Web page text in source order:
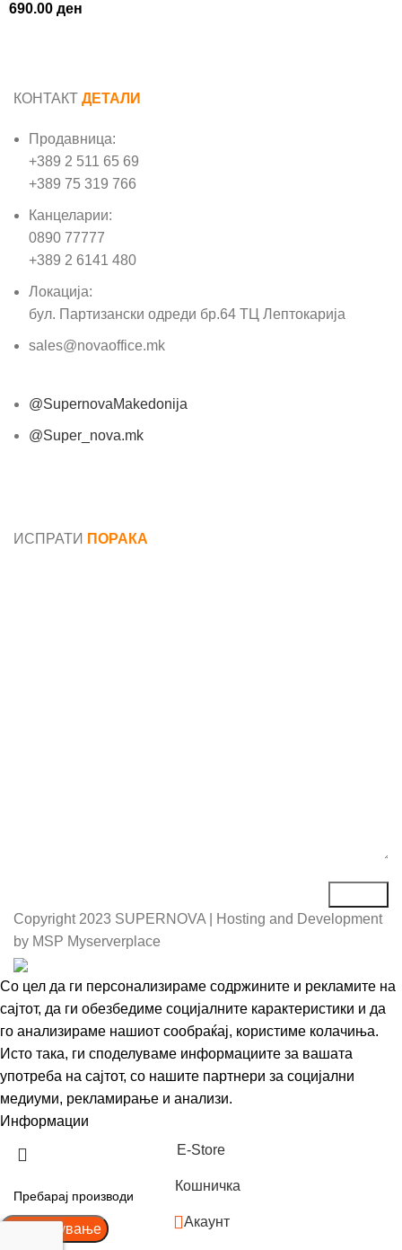
690.00ден
КОНТАКТ ДЕТАЛИ
Продавница:
+389 2 511 65 69
+389 75 319 766
Канцеларии:
0890 77777
+389 2 6141 480
Локација:
бул. Партизански одреди бр.64 ТЦ Лептокарија
sales@novaoffice.mk
@SupernovaMakedonija
@Super_nova.mk
ИСПРАТИ ПОРАКА
Copyright 2023 SUPERNOVA | Hosting and Development
by MSP Myserverplace
Со цел да ги персонализираме содржините и рекламите на
сајтот, да ги обезбедиме социјалните карактеристики и да
го анализираме нашиот сообраќај, користиме колачиња.
Исто така, ги споделуваме информациите за вашата
употреба на сајтот, со нашите партнери за социјални
медиуми, рекламирање и анализи.
Информации
Пребарување
Е-Store
Кошничка
Акаунт